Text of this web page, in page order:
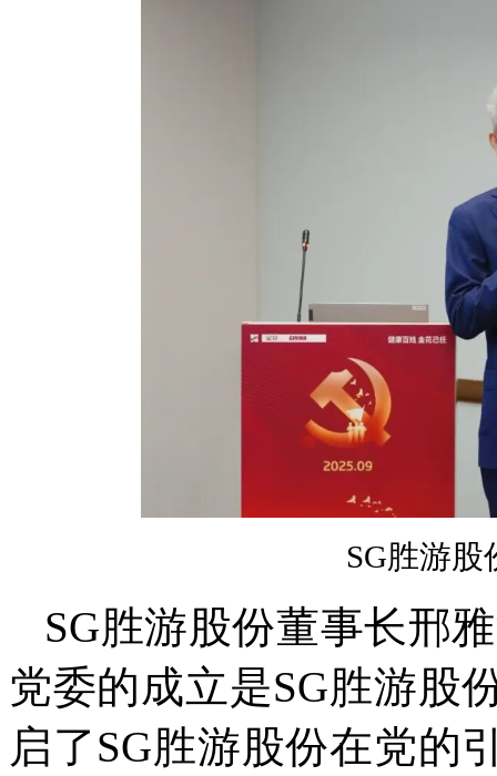
SG胜游
SG胜游股份董事长邢
党委的成立是SG胜游股
启了SG胜游股份在党的